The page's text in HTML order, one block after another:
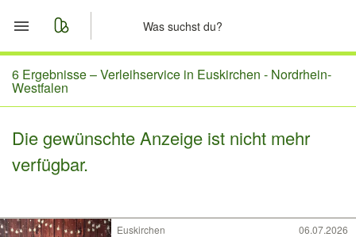
Start
Merkliste
Nachrichten
6 Ergebnisse –Verleihservice in Euskirchen - Nordrhein-
Westfalen
Die gewünschte Anzeige ist nicht mehr
verfügbar.
Euskirchen 06.07.2026